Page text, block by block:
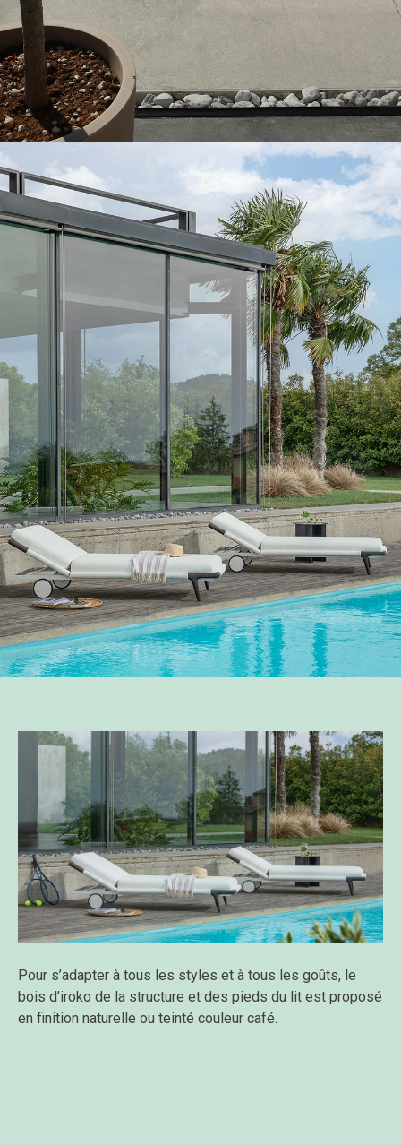
Pour s’adapter à tous les styles et à tous les goûts, le
bois d’iroko de la structure et des pieds du lit est proposé
en finition naturelle ou teinté couleur café.